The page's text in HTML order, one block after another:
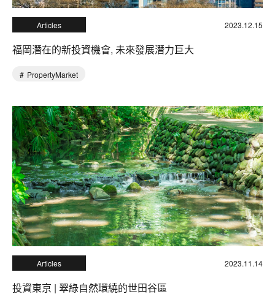
Articles 2023.12.15
福岡潛在的新投資機會, 未來發展潛力巨大
PropertyMarket
Articles 2023.11.14
投資東京 | 翠綠自然環繞的世田谷區